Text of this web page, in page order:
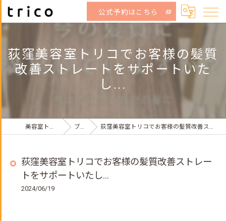
公式予約はこちら
荻窪美容室トリコでお客様の髪質
改善ストレートをサポートいた
し...
美容室トリコ荻窪店 ブログ 荻窪美容室トリコでお客様の髪質改善ストレートをサポートいたし...
荻窪美容室トリコでお客様の髪質改善ストレー
トをサポートいたし...
2024/06/19